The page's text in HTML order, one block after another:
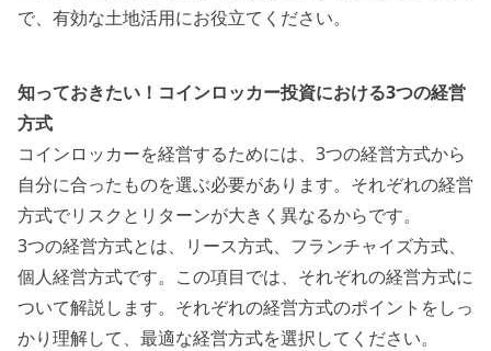
で、有効な土地活用にお役立てください。
知っておきたい！コインロッカー投資における3つの経営
方式
コインロッカーを経営するためには、 3つの経営方式から
自分に合ったものを選ぶ必要があります。 それぞれの経営
方式でリスクとリターンが大きく異なるからです。
3つの経営方式とは、リース方式、フランチャイズ方式、
個人経営方式です。この項目では、それぞれの経営方式に
ついて解説します。それぞれの経営方式のポイントをしっ
かり理解して、最適な経営方式を選択してください。